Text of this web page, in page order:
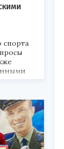
спорта